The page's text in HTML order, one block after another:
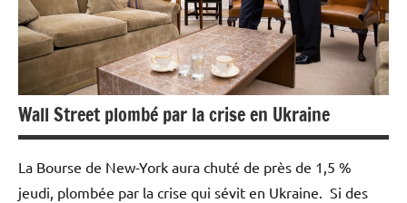
Wall Street plombé par la crise en Ukraine
La Bourse de New-York aura chuté de près de 1,5 %
jeudi, plombée par la crise qui sévit en Ukraine. Si des